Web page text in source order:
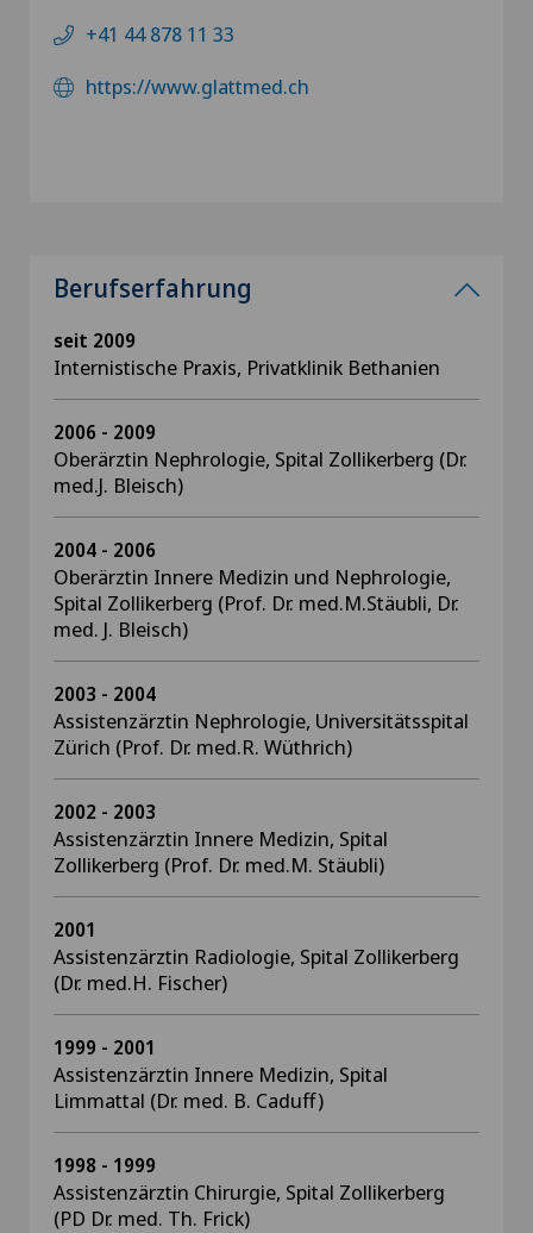
+41 44 878 11 33
https://www.glattmed.ch
Berufserfahrung
seit 2009
Internistische Praxis, Privatklinik Bethanien
2006 - 2009
Oberärztin Nephrologie, Spital Zollikerberg (Dr.
med.J. Bleisch)
2004 - 2006
Oberärztin Innere Medizin und Nephrologie,
Spital Zollikerberg (Prof. Dr. med.M.Stäubli, Dr.
med. J. Bleisch)
2003 - 2004
Assistenzärztin Nephrologie, Universitätsspital
Zürich (Prof. Dr. med.R. Wüthrich)
2002 - 2003
Assistenzärztin Innere Medizin, Spital
Zollikerberg (Prof. Dr. med.M. Stäubli)
2001
Assistenzärztin Radiologie, Spital Zollikerberg
(Dr. med.H. Fischer)
1999 - 2001
Assistenzärztin Innere Medizin, Spital
Limmattal (Dr. med. B. Caduff)
1998 - 1999
Assistenzärztin Chirurgie, Spital Zollikerberg
(PD Dr. med. Th. Frick)